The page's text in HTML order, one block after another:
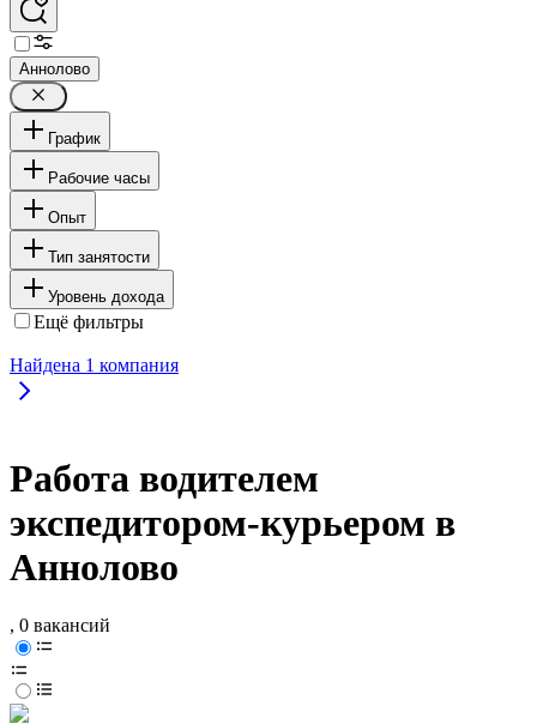
Аннолово
График
Рабочие часы
Опыт
Тип занятости
Уровень дохода
Ещё фильтры
Найдена 1 компания
Работа водителем
экспедитором-курьером в
Аннолово
, 0 вакансий